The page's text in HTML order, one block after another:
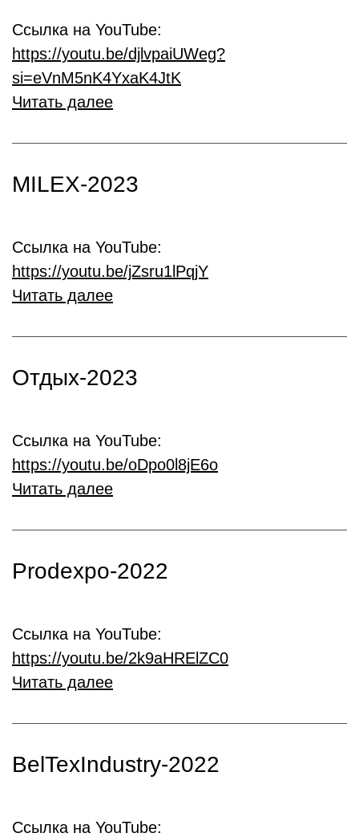
Ссылка на YouTube:
https://youtu.be/djlvpaiUWeg?
si=eVnM5nK4YxaK4JtK
Читать далее
MILEX-2023
Ссылка на YouTube:
https://youtu.be/jZsru1lPqjY
Читать далее
Отдых-2023
Ссылка на YouTube:
https://youtu.be/oDpo0l8jE6o
Читать далее
Prodexpo-2022
Ссылка на YouTube:
https://youtu.be/2k9aHRElZC0
Читать далее
BelTexIndustry-2022
Ссылка на YouTube: